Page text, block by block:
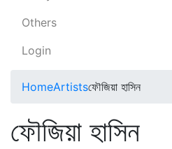
Others
Login
HomeArtistsফৌজিয়া হাসিন
ফৌজিয়া হাসিন